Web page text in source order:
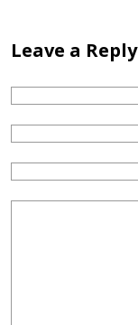
Leave a Reply